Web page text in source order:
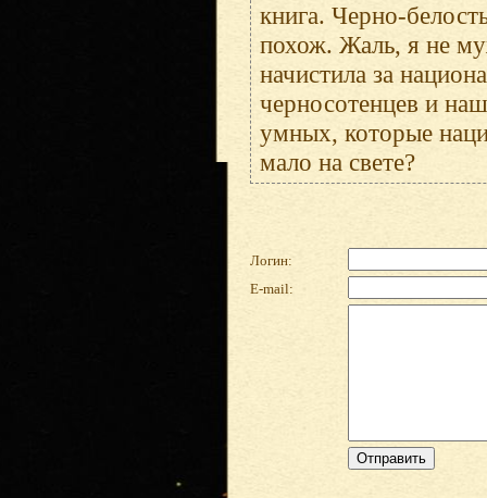
книга. Черно-
похож. Жаль, я не
начистила за
черносотенцев и
умных, которые
мало на свете?
Логин:
E-mail: